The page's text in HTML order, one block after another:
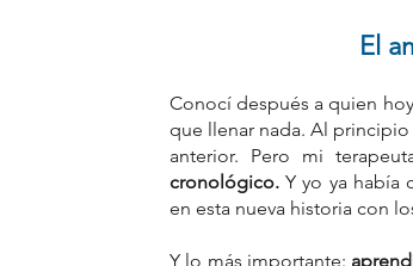
El
Conocí después a quien
que llenar nada. Al
anterior. Pero mi
cronológico. Y yo ya había
en esta nueva historia con
Y lo más importante: